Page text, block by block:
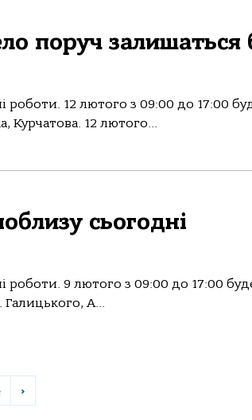
поруч залишаться
12 лютого з 09:00 до 17:00
Курчатова. 12 лютого...
сьогодні
роботи. 9 лютого з 09:00 до 17:00
Галицького, А...
›